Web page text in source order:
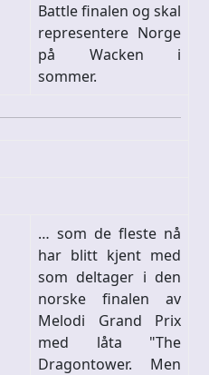
Battle finalen og skal
representere Norge
på Wacken i
sommer.
… som de fleste nå
har blitt kjent med
som deltager i den
norske finalen av
Melodi Grand Prix
med låta "The
Dragontower. Men